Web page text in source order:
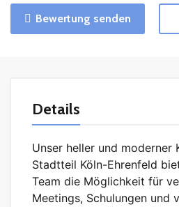
Bewertung senden
Details
Unser heller und moderner
Stadtteil Köln-Ehrenfeld
Team die Möglichkeit für
Meetings, Schulungen und